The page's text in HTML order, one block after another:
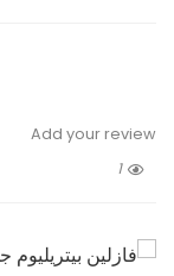
Add your review
1